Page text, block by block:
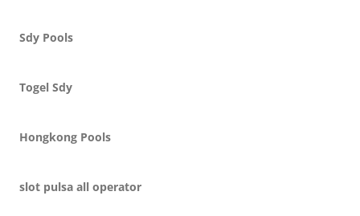
Sdy Pools
Togel Sdy
Hongkong Pools
slot pulsa all operator